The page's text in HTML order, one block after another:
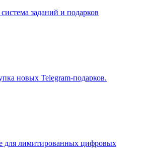
заданий и подарков
новых Telegram-подарков.
для лимитированных цифровых